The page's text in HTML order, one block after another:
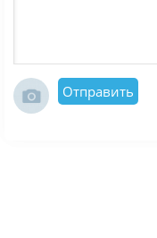
Отправить